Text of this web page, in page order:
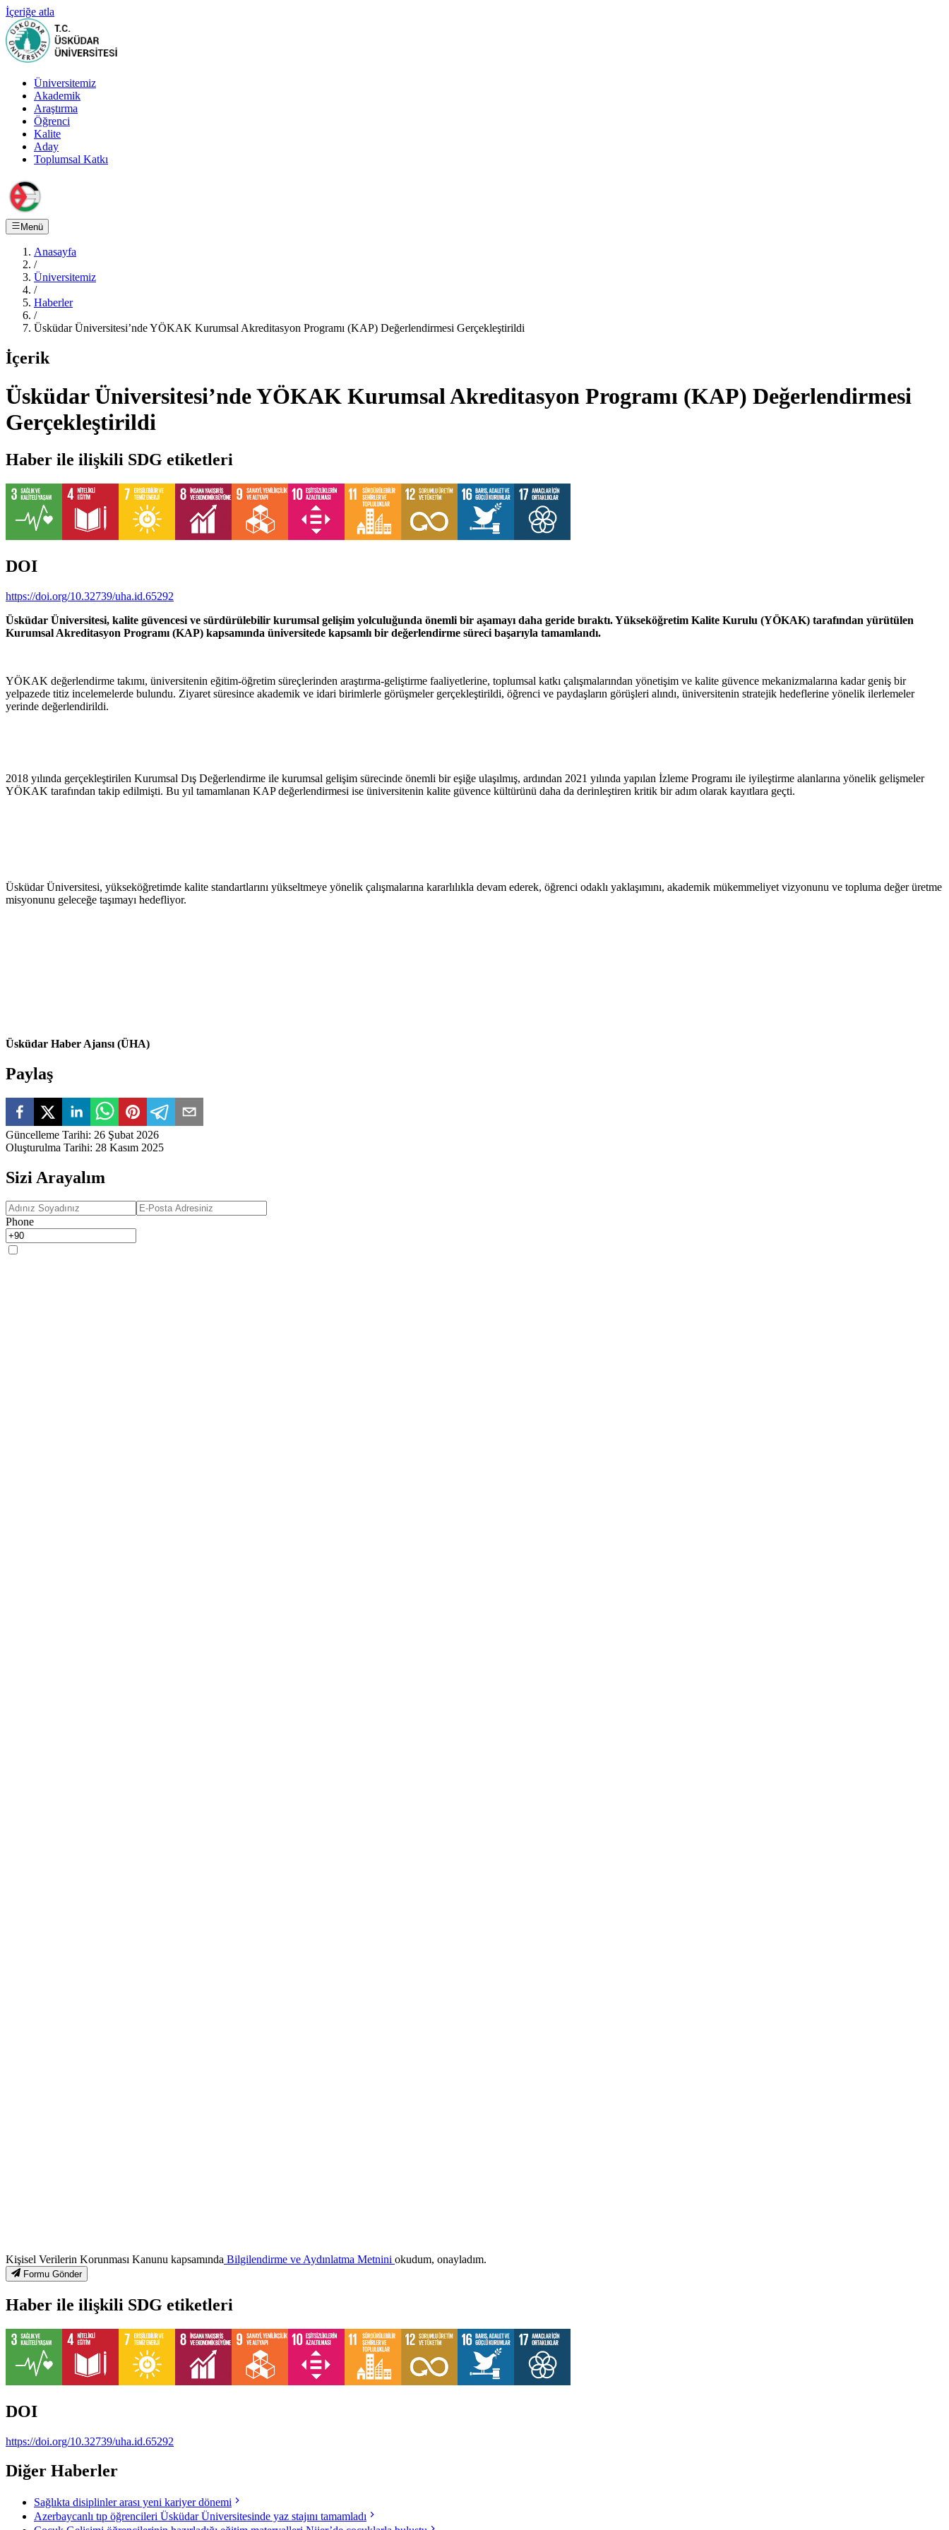
İçeriğe atla
Üniversitemiz
Akademik
Araştırma
Öğrenci
Kalite
Aday
Toplumsal Katkı
Menü
Anasayfa
/
Üniversitemiz
/
Haberler
/
Üsküdar Üniversitesi’nde YÖKAK Kurumsal Akreditasyon Programı (KAP) Değerlendirmesi Gerçekleştirildi
İçerik
Üsküdar Üniversitesi’nde YÖKAK Kurumsal Akreditasyon Programı (KAP) Değerlendirmesi
Gerçekleştirildi
Haber ile ilişkili SDG etiketleri
DOI
https://doi.org/10.32739/uha.id.65292
Üsküdar Üniversitesi, kalite güvencesi ve sürdürülebilir kurumsal gelişim yolculuğunda önemli bir aşamayı daha geride bıraktı. Yükseköğretim Kalite Kurulu (YÖKAK) tarafından yürütülen
Kurumsal Akreditasyon Programı (KAP) kapsamında üniversitede kapsamlı bir değerlendirme süreci başarıyla tamamlandı.
YÖKAK değerlendirme takımı, üniversitenin eğitim-öğretim süreçlerinden araştırma-geliştirme faaliyetlerine, toplumsal katkı çalışmalarından yönetişim ve kalite güvence mekanizmalarına kadar geniş bir
yelpazede titiz incelemelerde bulundu. Ziyaret süresince akademik ve idari birimlerle görüşmeler gerçekleştirildi, öğrenci ve paydaşların görüşleri alındı, üniversitenin stratejik hedeflerine yönelik ilerlemeler
yerinde değerlendirildi.
2018 yılında gerçekleştirilen Kurumsal Dış Değerlendirme ile kurumsal gelişim sürecinde önemli bir eşiğe ulaşılmış, ardından 2021 yılında yapılan İzleme Programı ile iyileştirme alanlarına yönelik gelişmeler
YÖKAK tarafından takip edilmişti. Bu yıl tamamlanan KAP değerlendirmesi ise üniversitenin kalite güvence kültürünü daha da derinleştiren kritik bir adım olarak kayıtlara geçti.
Üsküdar Üniversitesi, yükseköğretimde kalite standartlarını yükseltmeye yönelik çalışmalarına kararlılıkla devam ederek, öğrenci odaklı yaklaşımını, akademik mükemmeliyet vizyonunu ve topluma değer üretme
misyonunu geleceğe taşımayı hedefliyor.
Üsküdar Haber Ajansı (ÜHA)
Paylaş
Güncelleme Tarihi: 26 Şubat 2026
Oluşturulma Tarihi: 28 Kasım 2025
Sizi Arayalım
Phone
Kişisel Verilerin Korunması Kanunu kapsamında Bilgilendirme ve Aydınlatma Metnini okudum, onayladım.
Formu Gönder
Haber ile ilişkili SDG etiketleri
DOI
https://doi.org/10.32739/uha.id.65292
Diğer Haberler
Sağlıkta disiplinler arası yeni kariyer dönemi
Azerbaycanlı tıp öğrencileri Üsküdar Üniversitesinde yaz stajını tamamladı